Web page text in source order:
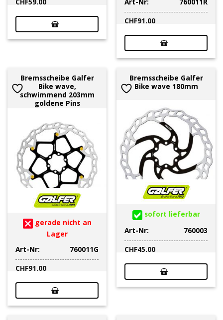
CHF91.00
Bremsscheibe Galfer
Bike wave,
schwimmend 203mm
goldene Pins
gerade nicht an
Lager
Art-Nr:
760011G
CHF91.00
Bremsscheibe Galfer
Bike wave 180mm
sofort lieferbar
Art-Nr:
760003
CHF45.00